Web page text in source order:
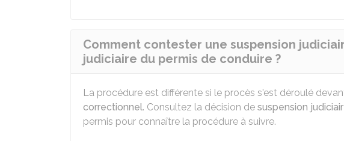
Comment contester une suspension
judiciaire du permis de conduire ?
La procédure est différente si le procès s'est déroulé
correctionnel. Consultez la décision de suspension
permis pour connaître la procédure à suivre.